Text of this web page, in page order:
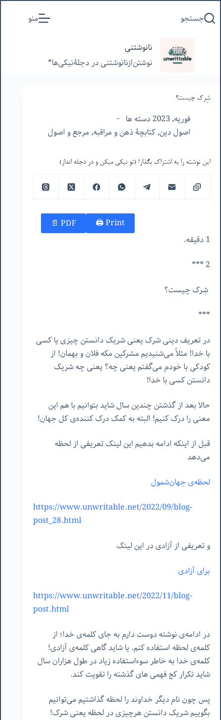
به
جستجو منو
نانوشتنی
نوشتن‌از‌نانوشتنی‌ در‌ دجلۀنیکی‌ها*
شِرک چیست؟
فوریه, 2023 دسته ها
اصول دین,کتابچۀ ذهن و مراقبه,مرجع و اصول
این نوشته را به اشتراک بگذار! (تو نیکی میکن و در دجله انداز)
Print 🖨
PDF 📄
1 دقیقه.
2 ***
شِرک چیست؟
***
در تعریف دینی شرک یعنی شریک دانستن چیزی یا کسی
با خدا! مثلاً می‌شنیدیم مشرکین مکه فلان و بهمان! از
کودکی با خودم می‌گفتم یعنی چه؟ یعنی چه شریک
دانستن کسی با خدا!
حالا بعد از گذشتن چندین سال شاید بتوانیم با هم این
معنی را درک کنیم! البته به کمک درک کننده‌ی کل جهان!
قبل از اینکه ادامه بدهیم این لینک تعریفی از لحظه
می‌دهد
لحظه‌ی جهان‌شمول
https://www.unwritable.net/2022/09/blog-
post_28.html
و تعریفی از آزادی در این لینک
برای آزادی
https://www.unwritable.net/2022/11/blog-
post.html
در ادامه‌ی نوشته دوست دارم به جای کلمه‌ی خدا؛ از
کلمه‌ی لحظه استفاده کنم. یا شاید گاهی کلمه‌ی آزادی!
کلمه‌ی خدا به خاطر سوءاستفاده زیاد در طول هزاران سال
شاید تکرار کج فهمی های گذشته را تقویت کند.
پس چون نام دیگر خداوند را لحظه گذاشتیم می‌توانیم
بگوییم شریک دانستن هرچیزی در لحظه یعنی شرک!